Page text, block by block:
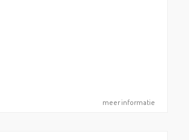
meer informatie